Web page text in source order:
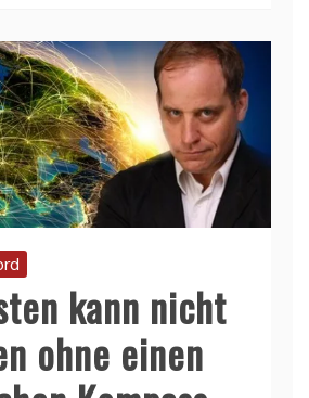
kann nicht
ohne einen